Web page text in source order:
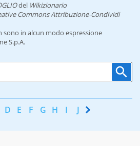
del Wikizionario
Commons Attribuzione-Condividi
in alcun modo espressione
S.p.A.
D E F G H I J K